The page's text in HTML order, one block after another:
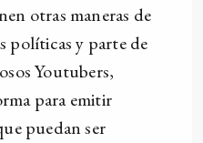
otras maneras de
políticas y parte de
Youtubers,
para emitir
puedan ser